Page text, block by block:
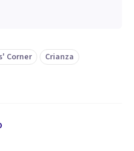
Corner
Crianza